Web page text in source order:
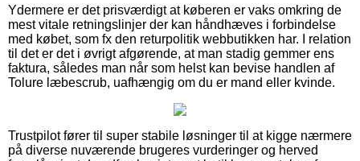
Ydermere er det prisværdigt at køberen er vaks omkring de
mest vitale retningslinjer der kan håndhæves i forbindelse
med købet, som fx den returpolitik webbutikken har. I relation
til det er det i øvrigt afgørende, at man stadig gemmer ens
faktura, således man når som helst kan bevise handlen af
Tolure læbescrub, uafhængig om du er mand eller kvinde.
Trustpilot fører til super stabile løsninger til at kigge nærmere
på diverse nuværende brugeres vurderinger og herved